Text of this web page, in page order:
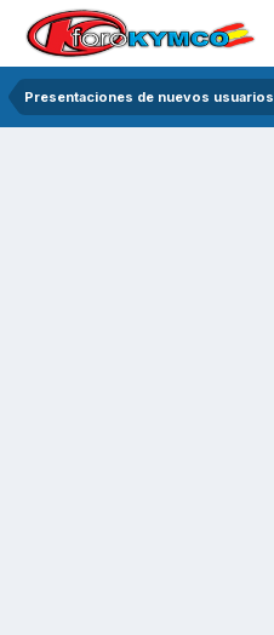
Presentaciones de nuevos usuarios